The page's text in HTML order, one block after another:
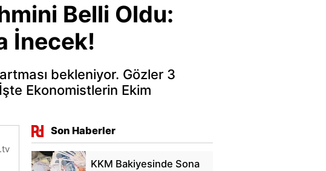
Belli Oldu:
İnecek!
bekleniyor. Gözler 3
Ekonomistlerin Ekim
Son Haberler
KKM Bakiyesinde Sona